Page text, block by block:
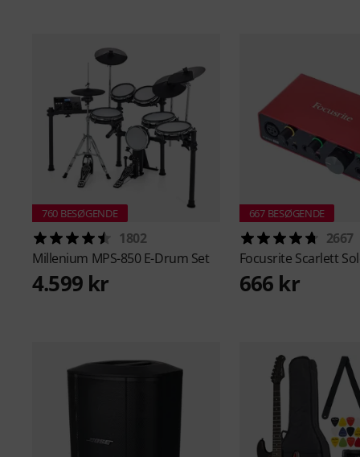
760 BESØGENDE
1802
Millenium MPS-850 E-Drum Set
4.599 kr
667 BESØGENDE
2667
Focusrite Scarlett
666 kr